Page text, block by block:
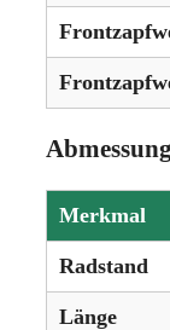
Merkmal
Radstand
Länge